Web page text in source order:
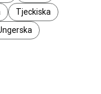
Tjeckiska